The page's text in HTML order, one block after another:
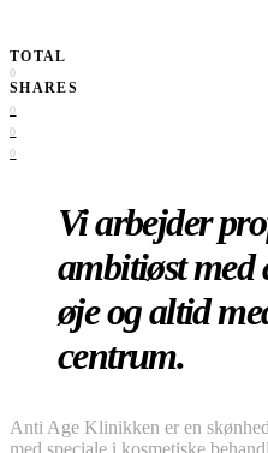
TOTAL
0
SHARES
0
0
0
Vi arbejder
ambitiøst
øje og altid
centrum.
Anti Age Klinikken er en
med speciale i kosmetiske